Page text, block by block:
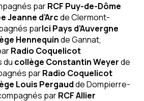
parRCF Puy-de-Dôme
Jeanne d’Arcde Clermont-
parIci Pays d’Auvergne
Hennequinde Gannat,
Radio Coquelicot
du collège Constantin Weyerde
parRadio Coquelicot
Louis Pergaudde Dompierre-
parRCF Allier